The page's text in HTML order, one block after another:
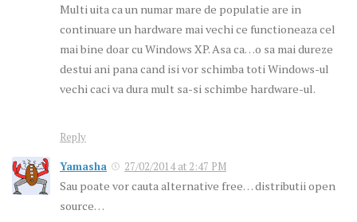
Multi uita ca un numar mare de populatie are in
continuare un hardware mai vechi ce functioneaza cel
mai bine doar cu Windows XP. Asa ca…o sa mai dureze
destui ani pana cand isi vor schimba toti Windows-ul
vechi caci va dura mult sa-si schimbe hardware-ul.
Reply
Yamasha 27/02/2014 at 2:47 PM
Sau poate vor cauta alternative free… distributii open
source…